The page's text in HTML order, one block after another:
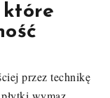
które
przez technikę